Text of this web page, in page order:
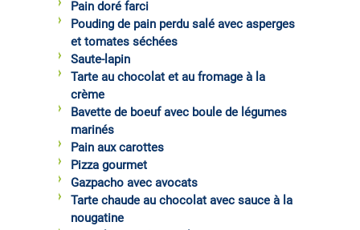
Pain doré farci
Pouding de pain perdu salé avec asperges
et tomates séchées
Saute-lapin
Tarte au chocolat et au fromage à la
crème
Bavette de boeuf avec boule de légumes
marinés
Pain aux carottes
Pizza gourmet
Gazpacho avec avocats
Tarte chaude au chocolat avec sauce à la
nougatine